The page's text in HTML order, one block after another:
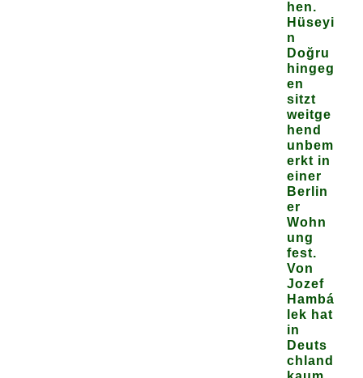
hen.
Hüseyi
n
Doğru
hingeg
en
sitzt
weitge
hend
unbem
erkt in
einer
Berlin
er
Wohn
ung
fest.
Von
Jozef
Hambá
lek hat
in
Deuts
chland